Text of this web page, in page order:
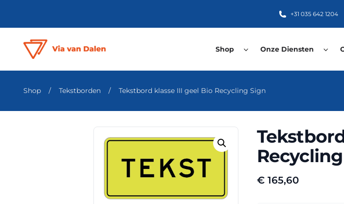
+31 035 642 1204
Shop Onze Diensten
Shop / Tekstborden / Tekstbord klasse III geel Bio Recycling Sign
€ 165,60